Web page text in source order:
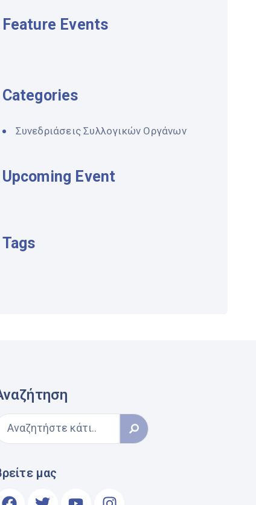
Feature Events
Categories
Συνεδριάσεις Συλλογικών Οργάνων
Upcoming Event
Tags
μας